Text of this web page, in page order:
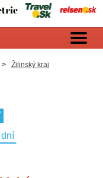
> Žilinský kraj